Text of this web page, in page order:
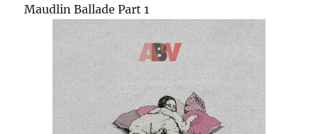
Maudlin Ballade Part 1